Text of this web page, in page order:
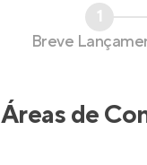
1
Breve
Áreas de